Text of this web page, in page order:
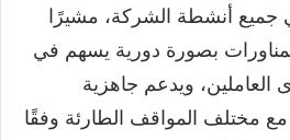
جميع أنشطة الشركة، مشيرًا
بصورة دورية يسهم في
العاملين، ويدعم جاهزية
مع مختلف المواقف الطارئة وفقًا